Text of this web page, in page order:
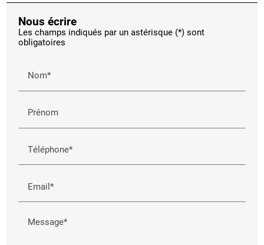
Nous écrire
Les champs indiqués par un astérisque (*) sont
obligatoires
Nom*
Prénom
Téléphone*
Email*
Message*